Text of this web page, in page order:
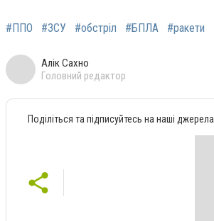
#ППО #ЗСУ #обстріл #БПЛА #ракети
Алік Сахно
Головний редактор
Поділіться та підписуйтесь на наші джерела